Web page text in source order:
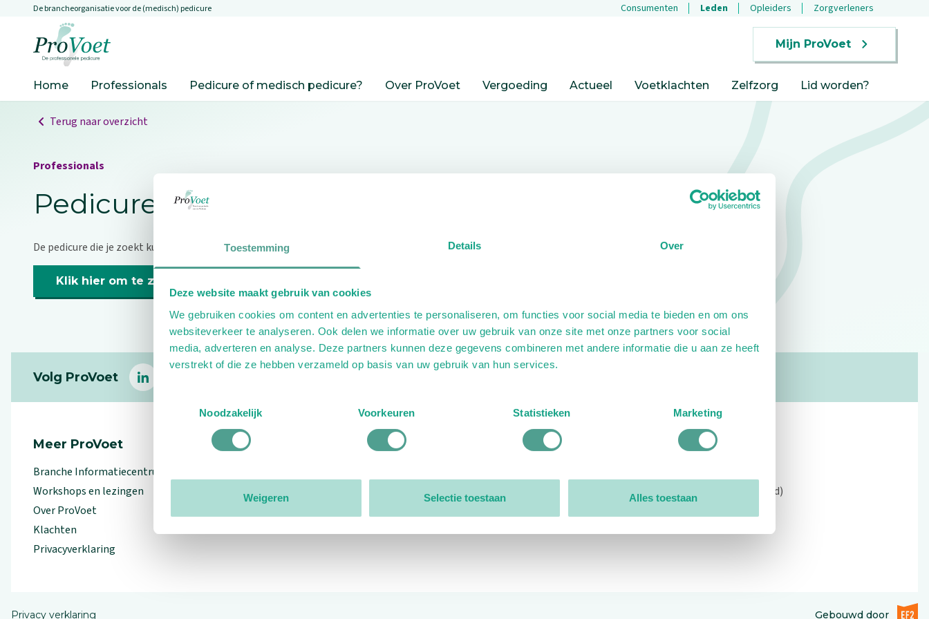
Toestemming Details Over
Deze website maakt gebruik van cookies
We gebruiken cookies om content en advertenties te personaliseren, om functies voor social media te bieden en om ons
websiteverkeer te analyseren. Ook delen we informatie over uw gebruik van onze site met onze partners voor social
media, adverteren en analyse. Deze partners kunnen deze gegevens combineren met andere informatie die u aan ze heeft
verstrekt of die ze hebben verzameld op basis van uw gebruik van hun services.
Noodzakelijk
Voorkeuren Statistieken Marketing
Weigeren Selectie toestaan Alles toestaan
Overslaan en naar de inhoud gaan
De brancheorganisatie voor de (medisch) pedicure Consumenten Leden Opleiders Zorgverleners
Mijn ProVoet
Home Professionals Pedicure of medisch pedicure? Over ProVoet Vergoeding Actueel Voetklachten Zelfzorg Lid worden?
Terug naar overzicht
Professionals
Pedicure niet gevonden
De pedicure die je zoekt kunnen we niet vinden.
Klik hier om te zoeken naar een andere pedicure.
Volg ProVoet
linkedin
Meer ProVoet
Branche Informatiecentrum
Workshops en lezingen
Over ProVoet
Klachten
Privacyverklaring
Organisatie
Open: 09:00 - 12:30 (alleen ochtend)
Privacy verklaring Gebouwd doorEF2